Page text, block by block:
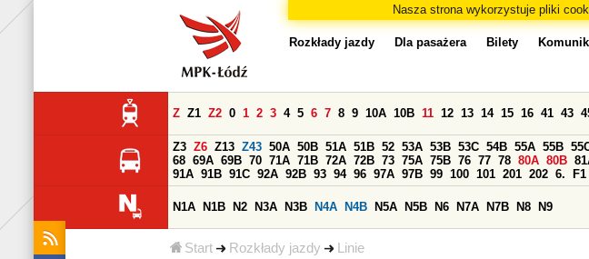
Nasza strona wykorzystuje pliki
Start Rozkłady jazdy Linie
Rozkłady jazdy Dla pasażera Bilety
Z Z1 Z2 0 1 2 3 4 5 6 7 8 9 10A 10B 11 12 13 14 15 16 41 43
Z3 Z6 Z13 Z43 50A 50B 51A 51B 52 53A 53B 53C 54B 55A 55B
68 69A 69B 70 71A 71B 72A 72B 73 75A 75B 76 77 78 80A 80B
91A 91B 91C 92A 92B 93 94 96 97A 97B 99 100 101 201 202 6. F1
N1A N1B N2 N3A N3B N4A N4B N5A N5B N6 N7A N7B N8 N9